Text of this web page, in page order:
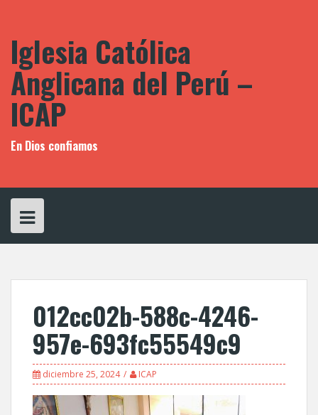
Iglesia Católica
Anglicana del Perú –
ICAP
En Dios confiamos
012cc02b-588c-4246-
957e-693fc55549c9
diciembre 25, 2024 ICAP